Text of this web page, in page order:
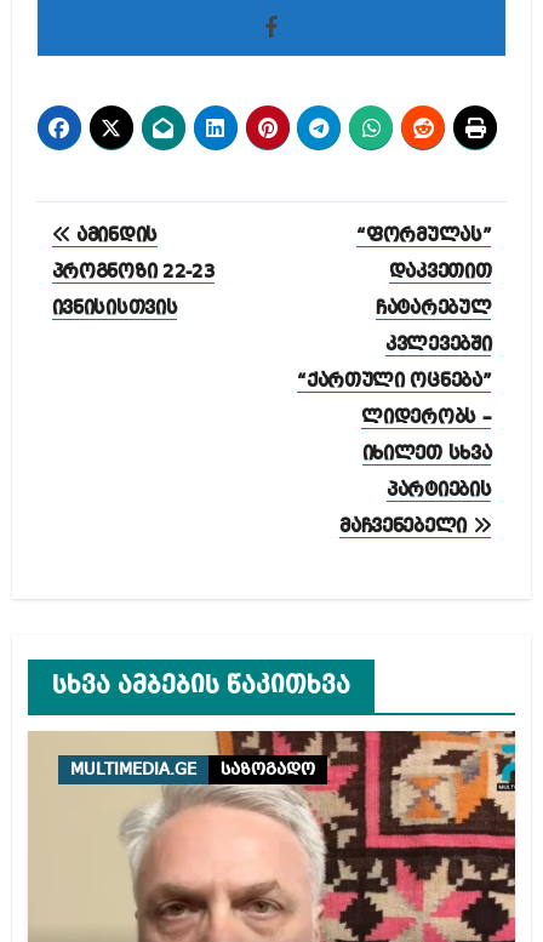
პოსტის
ნავიგაცია
ამინდის
პროგნოზი 22-23
ივნისისთვის
“ფორმულას”
დაკვეთით
ჩატარებულ
კვლევებში
“ქართული ოცნება”
ლიდერობს –
იხილეთ სხვა
პარტიების
მაჩვენებელი
სხვა ამბების წაკითხვა
MULTIMEDIA.GE საზოგადო